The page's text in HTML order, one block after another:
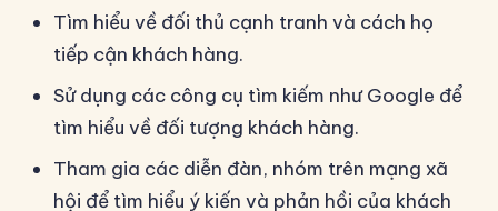
Tìm hiểu về đối thủ cạnh tranh và cách họ
tiếp cận khách hàng.
Sử dụng các công cụ tìm kiếm như Google để
tìm hiểu về đối tượng khách hàng.
Tham gia các diễn đàn, nhóm trên mạng xã
hội để tìm hiểu ý kiến và phản hồi của khách